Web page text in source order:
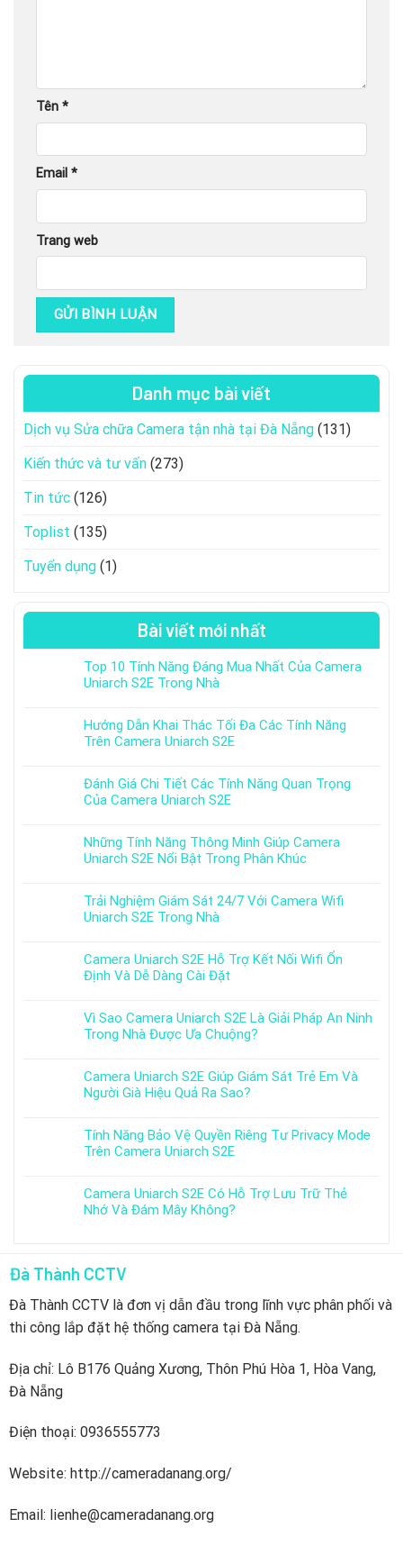
Tên *
Email *
Trang web
Danh mục bài viết
Dịch vụ Sửa chữa Camera tận nhà tại Đà Nẵng (131)
Kiến thức và tư vấn (273)
Tin tức (126)
Toplist (135)
Tuyển dụng (1)
Bài viết mới nhất
Top 10 Tính Năng Đáng Mua Nhất Của Camera
Uniarch S2E Trong Nhà
Hướng Dẫn Khai Thác Tối Đa Các Tính Năng
Trên Camera Uniarch S2E
Đánh Giá Chi Tiết Các Tính Năng Quan Trọng
Của Camera Uniarch S2E
Những Tính Năng Thông Minh Giúp Camera
Uniarch S2E Nổi Bật Trong Phân Khúc
Trải Nghiệm Giám Sát 24/7 Với Camera Wifi
Uniarch S2E Trong Nhà
Camera Uniarch S2E Hỗ Trợ Kết Nối Wifi Ổn
Định Và Dễ Dàng Cài Đặt
Vì Sao Camera Uniarch S2E Là Giải Pháp An Ninh
Trong Nhà Được Ưa Chuộng?
Camera Uniarch S2E Giúp Giám Sát Trẻ Em Và
Người Già Hiệu Quả Ra Sao?
Tính Năng Bảo Vệ Quyền Riêng Tư Privacy Mode
Trên Camera Uniarch S2E
Camera Uniarch S2E Có Hỗ Trợ Lưu Trữ Thẻ
Nhớ Và Đám Mây Không?
Đà Thành CCTV
Đà Thành CCTV là đơn vị dẫn đầu trong lĩnh vực phân phối và
thi công lắp đặt hệ thống camera tại Đà Nẵng.
Địa chỉ: Lô B176 Quảng Xương, Thôn Phú Hòa 1, Hòa Vang,
Đà Nẵng
Điện thoại: 0936555773
Website: http://cameradanang.org/
Email: lienhe@cameradanang.org